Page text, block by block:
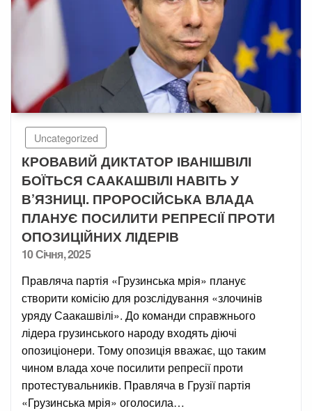
Uncategorized
КРОВАВИЙ ДИКТАТОР ІВАНІШВІЛІ
БОЇТЬСЯ СААКАШВІЛІ НАВІТЬ У
В’ЯЗНИЦІ. ПРОРОСІЙСЬКА ВЛАДА
ПЛАНУЄ ПОСИЛИТИ РЕПРЕСІЇ ПРОТИ
ОПОЗИЦІЙНИХ ЛІДЕРІВ
Posted
10 Січня, 2025
Правляча партія «Грузинська мрія» планує
створити комісію для розслідування «злочинів
уряду Саакашвілі». До команди справжнього
лідера грузинського народу входять діючі
опозиціонери. Тому опозиція вважає, що таким
чином влада хоче посилити репресії проти
протестувальників. Правляча в Грузії партія
«Грузинська мрія» оголосила…